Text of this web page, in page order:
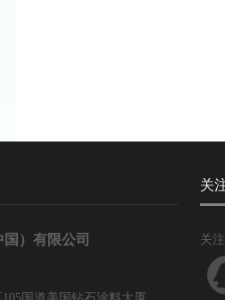
）有限公司
关
关